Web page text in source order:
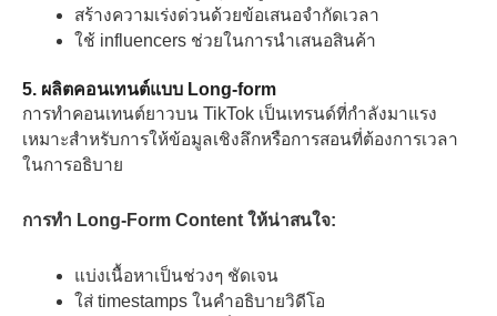
สร้างความเร่งด่วนด้วยข้อเสนอจำกัดเวลา
ใช้ influencers ช่วยในการนำเสนอสินค้า
5. ผลิตคอนเทนต์แบบ Long-form
การทำคอนเทนต์ยาวบน TikTok เป็นเทรนด์ที่กำลังมาแรง
เหมาะสำหรับการให้ข้อมูลเชิงลึกหรือการสอนที่ต้องการเวลา
ในการอธิบาย
การทำ Long-Form Content ให้น่าสนใจ:
แบ่งเนื้อหาเป็นช่วงๆ ชัดเจน
ใส่ timestamps ในคำอธิบายวิดีโอ